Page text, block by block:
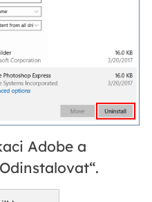
Adobe a